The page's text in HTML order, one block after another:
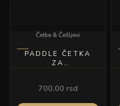
Četke & Češljevi
PADDLE ČETKA
ZA
700.00 rsd